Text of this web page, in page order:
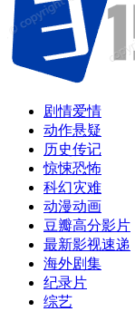
剧情爱情
动作悬疑
历史传记
惊悚恐怖
科幻灾难
动漫动画
豆瓣高分影片
最新影视速递
海外剧集
纪录片
综艺